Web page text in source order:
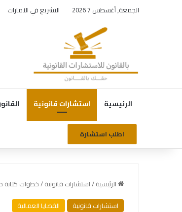
الجمعة, أغسطس 7 2026 التشريع في الامارات
الرئيسية استشارات قانونية
اطلب استشارة
الرئيسية/استشارات قانونية/خطوات كتابة
استشارات قانونية
القضايا العمالية